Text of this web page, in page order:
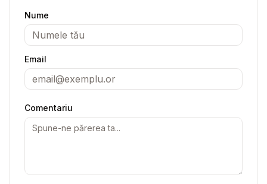
Nume
Email
Comentariu